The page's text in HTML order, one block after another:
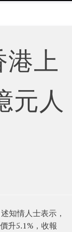
港上
元人
知情人士表示，
升5.1%，收報